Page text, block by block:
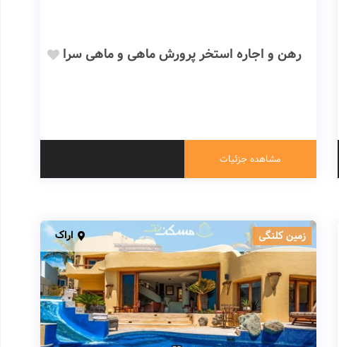
رهن و اجاره استخر پرورش ماهی و ماهی سرا
مشاهده جزئیات
زمین کلنگی اراک